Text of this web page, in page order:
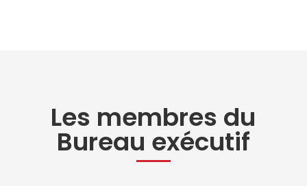
Les membres du
Bureau exécutif